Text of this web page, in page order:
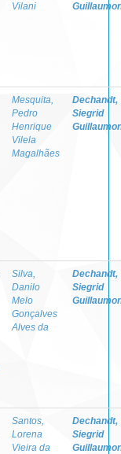
Vilani
Mesquita,
Pedro
Henrique
Vilela
Magalhães
Dechandt,
Siegrid
Silva,
Danilo
Melo
Gonçalves
Alves da
Dechandt,
Siegrid
Santos,
Lorena
Vieira da
Dechandt,
Siegrid